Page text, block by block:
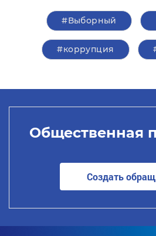
#Выборный
#коррупция
Общественная
Создать